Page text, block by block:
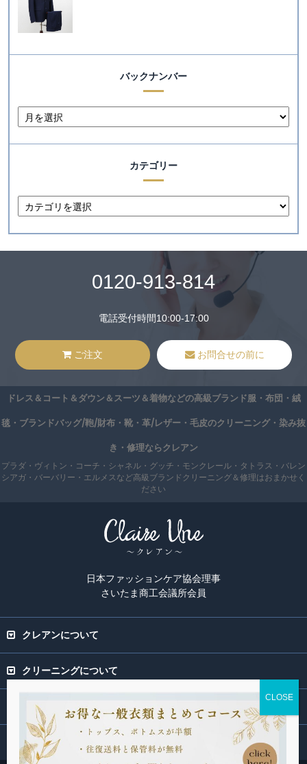
バックナンバー
カテゴリー
0120-913-814
電話受付時間10:00-17:00
ご注文 お問合せの前に
ドレス＆コート＆ダウン＆スーツ＆着物などの高級ブランド服・布団・絨
毯・ブランドバッグ/鞄/財布・靴・革/レザー・毛皮のクリーニング・染み抜
き・修理ならクレアン
プラダ・ヴィトン・コーチ・シャネル・グッチ・モンクレール・タトラス・バレン
シアガ・バーバリー・エルメスなど高級ブランドクリーニング＆修理はおまかせく
ださい
日本ファッションケア協会理事
さいたま商工会議所会員
クレアンについて
クリーニングについて
専門ページ
関連サービス